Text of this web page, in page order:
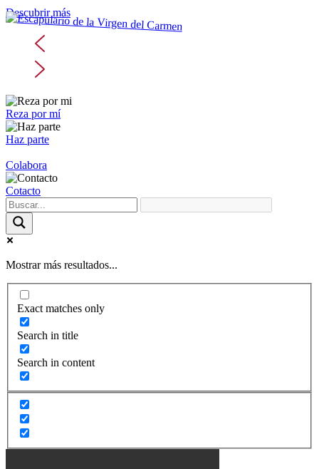
Descubrir más
Reza por mí
Haz parte
Colabora
Cotacto
Mostrar más resultados...
Exact matches only
Search in title
Search in content